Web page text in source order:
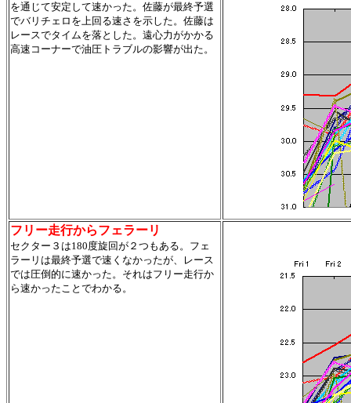
を通じて安定して速かった。佐藤が最終予選
でバリチェロを上回る速さを示した。佐藤は
レースでタイムを落とした。遠心力がかかる
高速コーナーで油圧トラブルの影響が出た。
フリー走行からフェラーリ
セクター３は180度旋回が２つもある。フェ
ラーリは最終予選で速くなかったが、レース
では圧倒的に速かった。それはフリー走行か
ら速かったことでわかる。